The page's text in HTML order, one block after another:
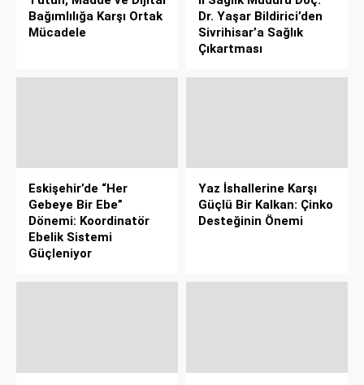
Bağımlılığa Karşı Ortak
Mücadele
Dr. Yaşar Bildirici’den
Sivrihisar’a Sağlık
Çıkartması
Eskişehir’de “Her
Gebeye Bir Ebe”
Dönemi: Koordinatör
Ebelik Sistemi
Güçleniyor
Yaz İshallerine Karşı
Güçlü Bir Kalkan: Çinko
Desteğinin Önemi